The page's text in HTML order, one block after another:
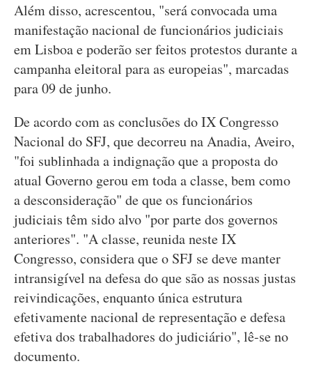
Além disso, acrescentou, "será convocada uma
manifestação nacional de funcionários judiciais
em Lisboa e poderão ser feitos protestos durante a
campanha eleitoral para as europeias", marcadas
para 09 de junho.
De acordo com as conclusões do IX Congresso
Nacional do SFJ, que decorreu na Anadia, Aveiro,
"foi sublinhada a indignação que a proposta do
atual Governo gerou em toda a classe, bem como
a desconsideração" de que os funcionários
judiciais têm sido alvo "por parte dos governos
anteriores". "A classe, reunida neste IX
Congresso, considera que o SFJ se deve manter
intransigível na defesa do que são as nossas justas
reivindicações, enquanto única estrutura
efetivamente nacional de representação e defesa
efetiva dos trabalhadores do judiciário", lê-se no
documento.